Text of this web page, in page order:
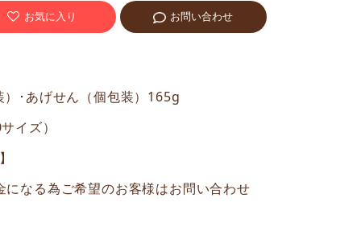
･あげせん（個包装）165g
イズ）
なる為ご希望のお客様はお問い合わせ
お気に入り お問い合わせ